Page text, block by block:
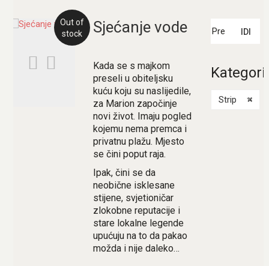
Out of
stock
Sjećanje vode
Kada se s majkom
preseli u obiteljsku
kuću koju su naslijedile,
za Marion započinje
novi život. Imaju pogled
kojemu nema premca i
privatnu plažu. Mjesto
se čini poput raja.
Ipak, čini se da
neobične isklesane
stijene, svjetioničar
zlokobne reputacije i
stare lokalne legende
upućuju na to da pakao
možda i nije daleko…
IDI
×
Strip